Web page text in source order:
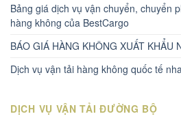
Bảng giá dịch vụ vận chuyển, chuyển
hàng không của BestCargo
BÁO GIÁ HÀNG KHÔNG XUẤT KHẨU
Dịch vụ vận tải hàng không quốc tế
DỊCH VỤ VẬN TẢI ĐƯỜNG BỘ